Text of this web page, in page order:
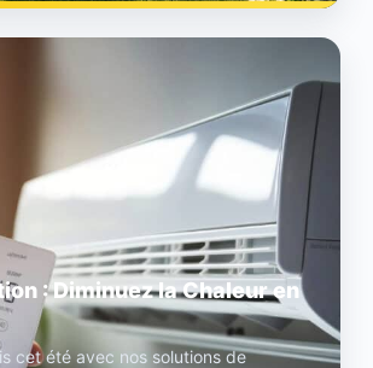
: Diminuez la Chaleur en
cet été avec nos solutions de